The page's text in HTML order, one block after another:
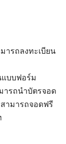
ารถลงทะเบียน
แบบฟอร์ม
ารถนำบัตรจอด
ามารถจอดฟรี